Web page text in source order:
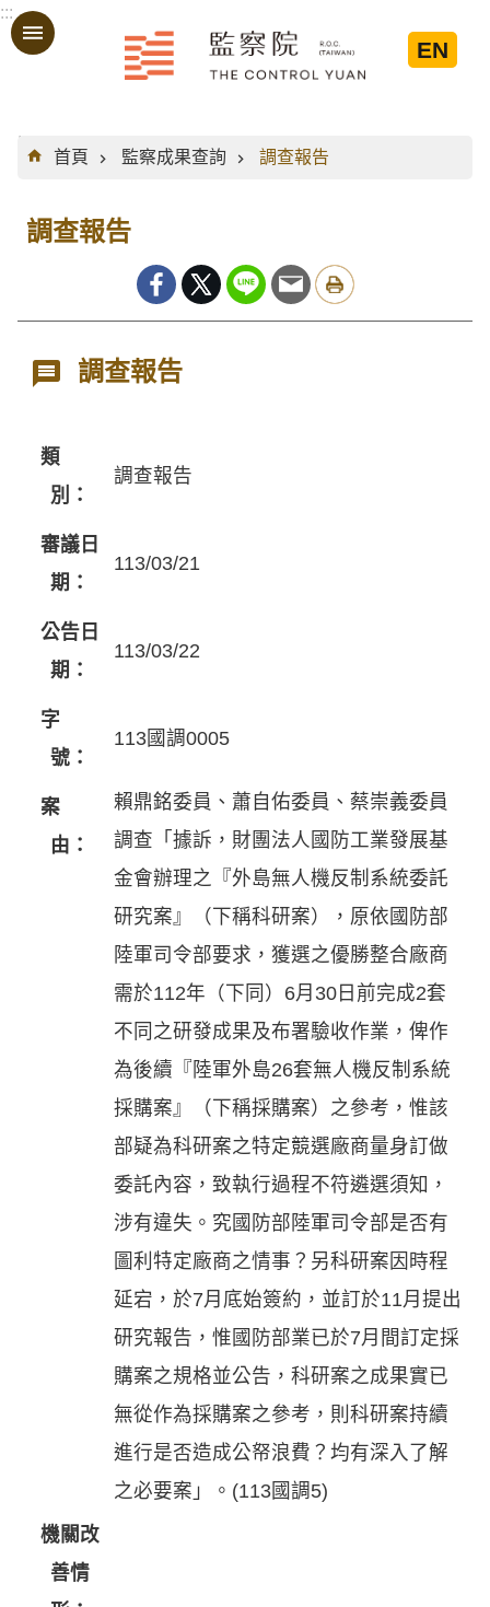
跳到主要內容區塊
:::
EN
:::
首頁
監察成果查詢 調查報告
調查報告
調查報告
類
別：
調查報告
審議日
期：
113/03/21
公告日
期：
113/03/22
字
號：
113國調0005
案
由：
賴鼎銘委員、蕭自佑委員、蔡崇義委員
調查「據訴，財團法人國防工業發展基
金會辦理之『外島無人機反制系統委託
研究案』（下稱科研案），原依國防部
陸軍司令部要求，獲選之優勝整合廠商
需於112年（下同）6月30日前完成2套
不同之研發成果及布署驗收作業，俾作
為後續『陸軍外島26套無人機反制系統
採購案』（下稱採購案）之參考，惟該
部疑為科研案之特定競選廠商量身訂做
委託內容，致執行過程不符遴選須知，
涉有違失。究國防部陸軍司令部是否有
圖利特定廠商之情事？另科研案因時程
延宕，於7月底始簽約，並訂於11月提出
研究報告，惟國防部業已於7月間訂定採
購案之規格並公告，科研案之成果實已
無從作為採購案之參考，則科研案持續
進行是否造成公帑浪費？均有深入了解
之必要案」。(113國調5)
機關改
善情